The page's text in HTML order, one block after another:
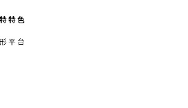
特色
平台